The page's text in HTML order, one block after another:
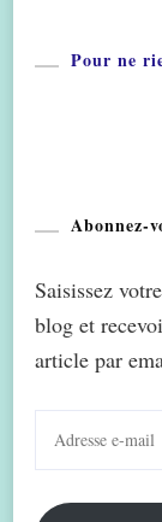
Pour ne
Abonnez-
Saisissez
blog et
article par